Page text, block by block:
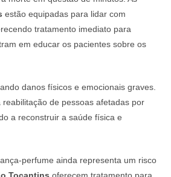
estão equipadas para lidar com
tratamento imediato para
em educar os pacientes sobre os
danos físicos e emocionais graves.
de pessoas afetadas por
a reconstruir a saúde física e
perfume ainda representa um risco